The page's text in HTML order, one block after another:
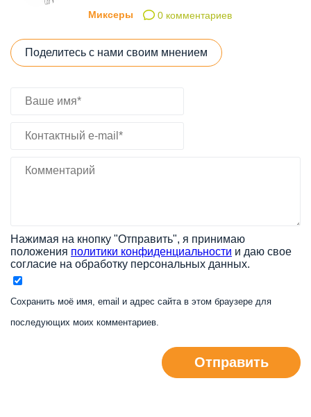
Миксеры 0 комментариев
Поделитесь с нами своим мнением
Нажимая на кнопку "Отправить", я принимаю
положения политики конфиденциальности и даю свое
согласие на обработку персональных данных.
Сохранить моё имя, email и адрес сайта в этом браузере для
последующих моих комментариев.
Отправить